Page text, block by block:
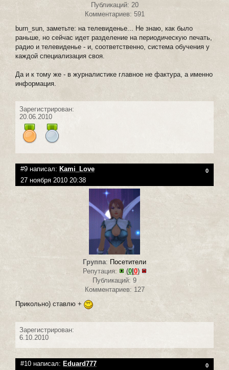
Публикаций: 20
Комментариев: 591
burn_sun, заметьте: на телевиденье... Не знаю, как было
раньше, но сейчас идет разделение на периодическую печать,
радио и телевиденье - и, соответственно, система обучения у
каждой специализация своя.
Да и к тому же - в журналистике главное не фактура, а именно
информация.
Зарегистрирован:
20.06.2010
#9 написал: Kami_Love 0
27 ноября 2010 20:38
Группа: Посетители
Репутация:
(0| 0)
Публикаций: 9
Комментариев: 127
Прикольно) ставлю +
Зарегистрирован:
6.10.2010
#10 написал: Eduard777 0